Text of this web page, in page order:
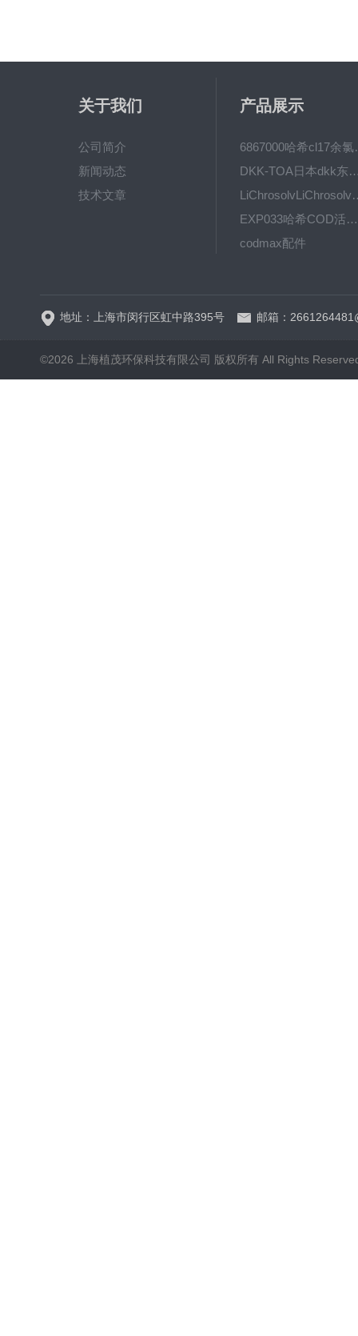
关于我们
公司简介
新闻动态
技术文章
产品展示
6867000
DKK-TOA日本dkk东亚电
EXP033哈希COD活塞泵价格 EXP033
codmax配件
地址：上海市闵行区虹中路395号 邮箱：
©2026 上海植茂环保科技有限公司 版权所有 All Rights